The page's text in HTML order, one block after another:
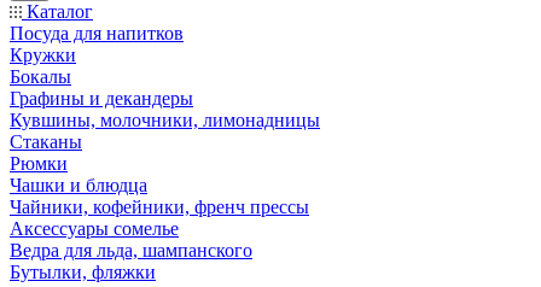
Каталог
Посуда для напитков
Кружки
Бокалы
Графины и декандеры
Кувшины, молочники, лимонадницы
Стаканы
Рюмки
Чашки и блюдца
Чайники, кофейники, френч прессы
Аксессуары сомелье
Ведра для льда, шампанского
Бутылки, фляжки